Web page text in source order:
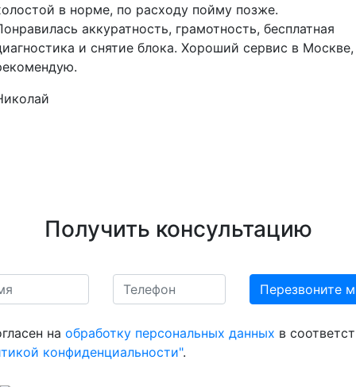
в норме, по расходу пойму позже.
аккуратность, грамотность, бесплатная
и снятие блока. Хороший сервис в Москве,
Получить консультацию
на обработку персональных данных в
конфиденциальности".